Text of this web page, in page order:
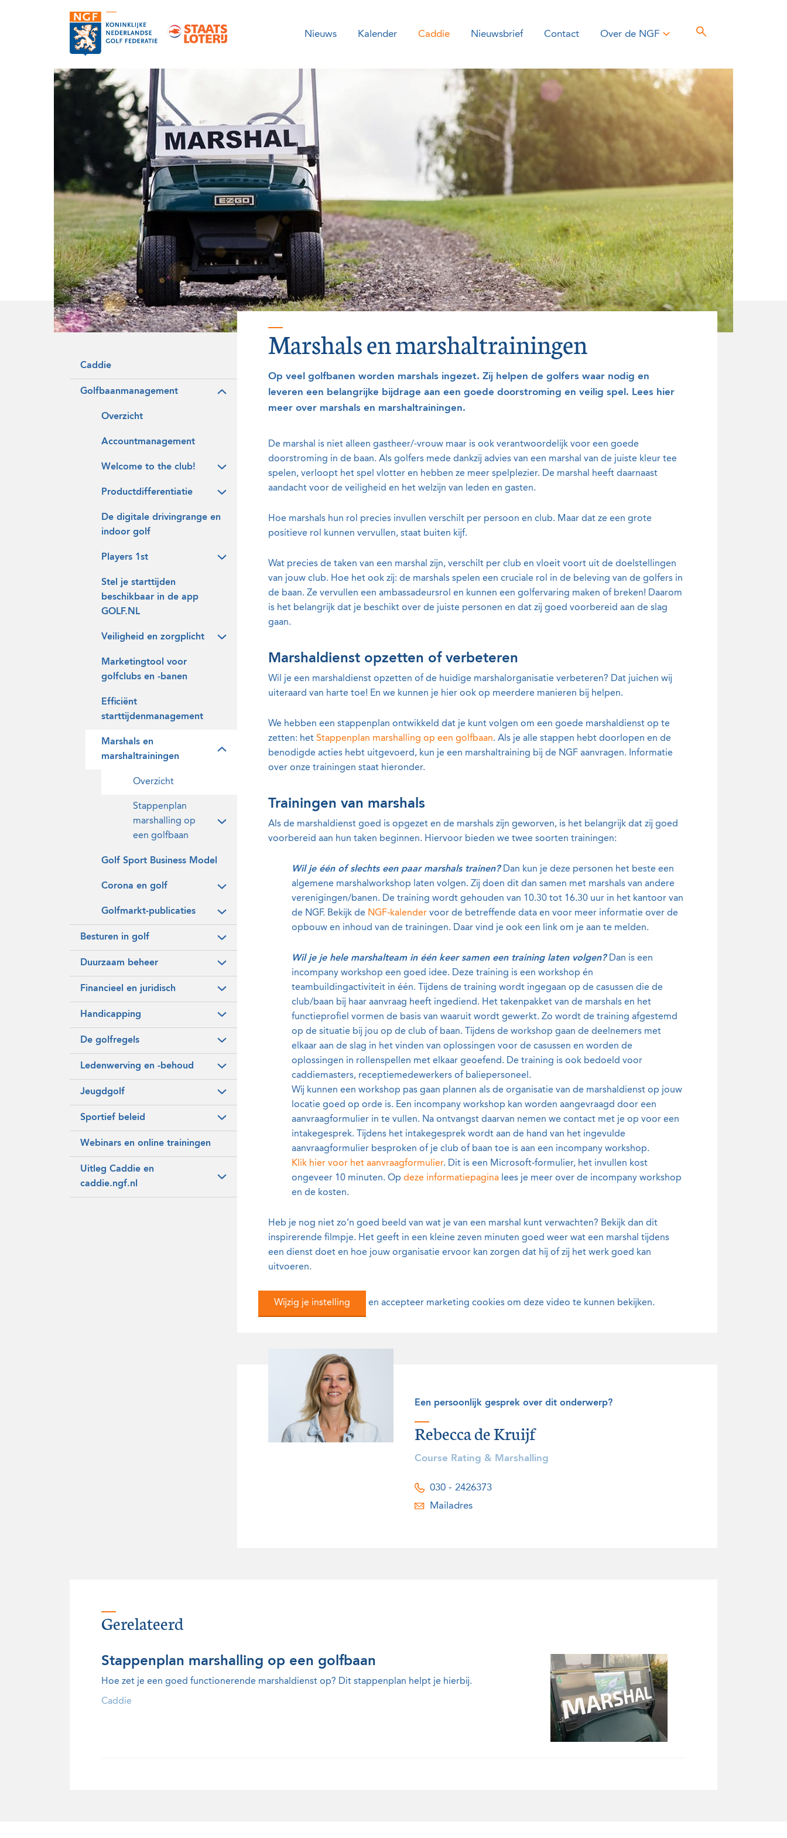
Nieuws Kalender Caddie Nieuwsbrief Contact Over de NGF
Contact
Pers en media
Medewerkers
Organisatie
Vacatures
Strategie, statuten en reglementen
Partners van de NGF
Informatie over de NGF-pas
NGF-verzekeringen
Topgolf
De NGF-competities
Golf in Nederland: feiten en cijfers
Onze historie
Vrijwilligers
Marshals en marshaltrainingen
Op veel golfbanen worden marshals ingezet. Zij helpen de golfers waar nodig en
leveren een belangrijke bijdrage aan een goede doorstroming en veilig spel. Lees hier
meer over marshals en marshaltrainingen.
De marshal is niet alleen gastheer/-vrouw maar is ook verantwoordelijk voor een goede
doorstroming in de baan. Als golfers mede dankzij advies van een marshal van de juiste kleur tee
spelen, verloopt het spel vlotter en hebben ze meer spelplezier. De marshal heeft daarnaast
aandacht voor de veiligheid en het welzijn van leden en gasten.
Hoe marshals hun rol precies invullen verschilt per persoon en club. Maar dat ze een grote
positieve rol kunnen vervullen, staat buiten kijf.
Wat precies de taken van een marshal zijn, verschilt per club en vloeit voort uit de doelstellingen
van jouw club. Hoe het ook zij: de marshals spelen een cruciale rol in de beleving van de golfers in
de baan. Ze vervullen een ambassadeursrol en kunnen een golfervaring maken of breken! Daarom
is het belangrijk dat je beschikt over de juiste personen en dat zij goed voorbereid aan de slag
gaan.
Marshaldienst opzetten of verbeteren
Wil je een marshaldienst opzetten of de huidige marshalorganisatie verbeteren? Dat juichen wij
uiteraard van harte toe! En we kunnen je hier ook op meerdere manieren bij helpen.
We hebben een stappenplan ontwikkeld dat je kunt volgen om een goede marshaldienst op te
zetten: hetStappenplan marshalling op een golfbaan. Als je alle stappen hebt doorlopen en de
benodigde acties hebt uitgevoerd, kun je een marshaltraining bij de NGF aanvragen. Informatie
over onze trainingen staat hieronder.
Trainingen van marshals
Als de marshaldienst goed is opgezet en de marshals zijn geworven, is het belangrijk dat zij goed
voorbereid aan hun taken beginnen. Hiervoor bieden we twee soorten trainingen:
Wil je één of slechts een paar marshals trainen? Dan kun je deze personen het beste een
algemene marshalworkshop laten volgen. Zij doen dit dan samen met marshals van andere
verenigingen/banen. De training wordt gehouden van 10.30 tot 16.30 uur in het kantoor van
de NGF. Bekijk de NGF-kalender voor de betreffende data en voor meer informatie over de
opbouw en inhoud van de trainingen. Daar vind je ook een link om je aan te melden.
Wil je je hele marshalteam in één keer samen een training laten volgen? Dan is een
incompany workshop een goed idee. Deze training is een workshop én
teambuildingactiviteit in één. Tijdens de training wordt ingegaan op de casussen die de
club/baan bij haar aanvraag heeft ingediend. Het takenpakket van de marshals en het
functieprofiel vormen de basis van waaruit wordt gewerkt. Zo wordt de training afgestemd
op de situatie bij jou op de club of baan. Tijdens de workshop gaan de deelnemers met
elkaar aan de slag in het vinden van oplossingen voor de casussen en worden de
oplossingen in rollenspellen met elkaar geoefend. De training is ook bedoeld voor
caddiemasters, receptiemedewerkers of baliepersoneel.
Wij kunnen een workshop pas gaan plannen als de organisatie van de marshaldienst op jouw
locatie goed op orde is. Een incompany workshop kan worden aangevraagd door een
aanvraagformulier in te vullen. Na ontvangst daarvan nemen we contact met je op voor een
intakegesprek. Tijdens het intakegesprek wordt aan de hand van het ingevulde
aanvraagformulier besproken of je club of baan toe is aan een incompany workshop.
Klik hier voor het aanvraagformulier. Dit is een Microsoft-formulier, het invullen kost
ongeveer 10 minuten. Opdeze informatiepagina lees je meer over de incompany workshop
en de kosten.
Heb je nog niet zo’n goed beeld van wat je van een marshal kunt verwachten? Bekijk dan dit
inspirerende filmpje. Het geeft in een kleine zeven minuten goed weer wat een marshal tijdens
een dienst doet en hoe jouw organisatie ervoor kan zorgen dat hij of zij het werk goed kan
uitvoeren.
Wijzig je instelling en accepteer marketing cookies om deze video te kunnen bekijken.
Caddie
Golfbaanmanagement
Overzicht
Accountmanagement
Welcome to the club!
Productdifferentiatie
De digitale drivingrange en
indoor golf
Players 1st
Stel je starttijden
beschikbaar in de app
GOLF.NL
Veiligheid en zorgplicht
Marketingtool voor
golfclubs en -banen
Efficiënt
starttijdenmanagement
Marshals en
marshaltrainingen
Overzicht
Stappenplan
marshalling op
een golfbaan
Golf Sport Business Model
Corona en golf
Golfmarkt-publicaties
Besturen in golf
Duurzaam beheer
Financieel en juridisch
Handicapping
De golfregels
Ledenwerving en -behoud
Jeugdgolf
Sportief beleid
Webinars en online trainingen
Uitleg Caddie en
caddie.ngf.nl
Een persoonlijk gesprek over dit onderwerp?
Rebecca de Kruijf
Course Rating & Marshalling
030 - 2426373
Mailadres
Gerelateerd
Stappenplan marshalling op een golfbaan
Hoe zet je een goed functionerende marshaldienst op? Dit stappenplan helpt je hierbij.
Caddie